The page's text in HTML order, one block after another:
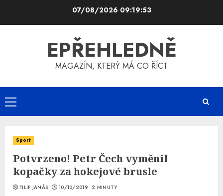
07/08/2026 09:19:53
EPŘEHLEDNĚ
MAGAZÍN, KTERÝ MÁ CO ŘÍCT
Primary
Menu
Sport
Potvrzeno! Petr Čech vyměnil
kopačky za hokejové brusle
FILIP JANÁS 10/10/2019 2 MINUTY